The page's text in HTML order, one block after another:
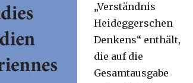
„Verständnis
Heideggerschen
Denkens“ enthält,
die auf die
Gesamtausgabe